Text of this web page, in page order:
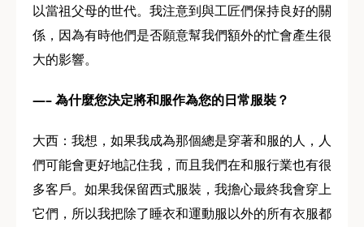
以當祖父母的世代。我注意到與工匠們保持良好的關
係，因為有時他們是否願意幫我們額外的忙會產生很
大的影響。
—– 為什麼您決定將和服作為您的日常服裝？
大西：我想，如果我成為那個總是穿著和服的人，人
們可能會更好地記住我，而且我們在和服行業也有很
多客戶。如果我保留西式服裝，我擔心最終我會穿上
它們，所以我把除了睡衣和運動服以外的所有衣服都